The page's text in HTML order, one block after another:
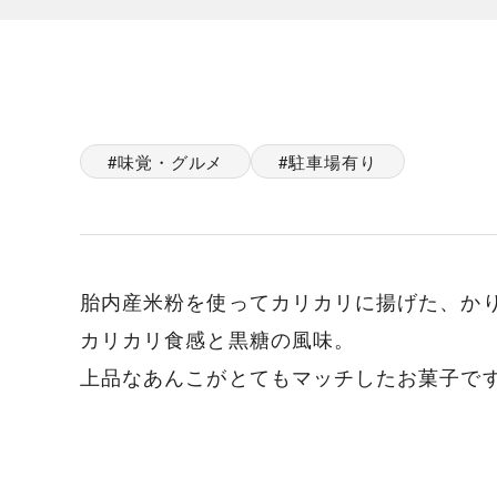
味覚・グルメ 駐車場有り
胎内産米粉を使ってカリカリに揚げた、か
カリカリ食感と黒糖の風味。
上品なあんこがとてもマッチしたお菓子です